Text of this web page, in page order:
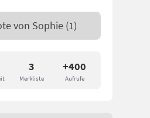
3
Merkliste
+400
Aufrufe
von Sophie (1)